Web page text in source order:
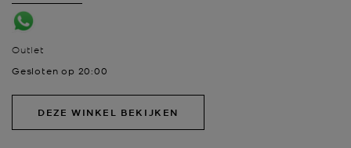
Outlet
Gesloten op 20:00
DEZE WINKEL BEKIJKEN